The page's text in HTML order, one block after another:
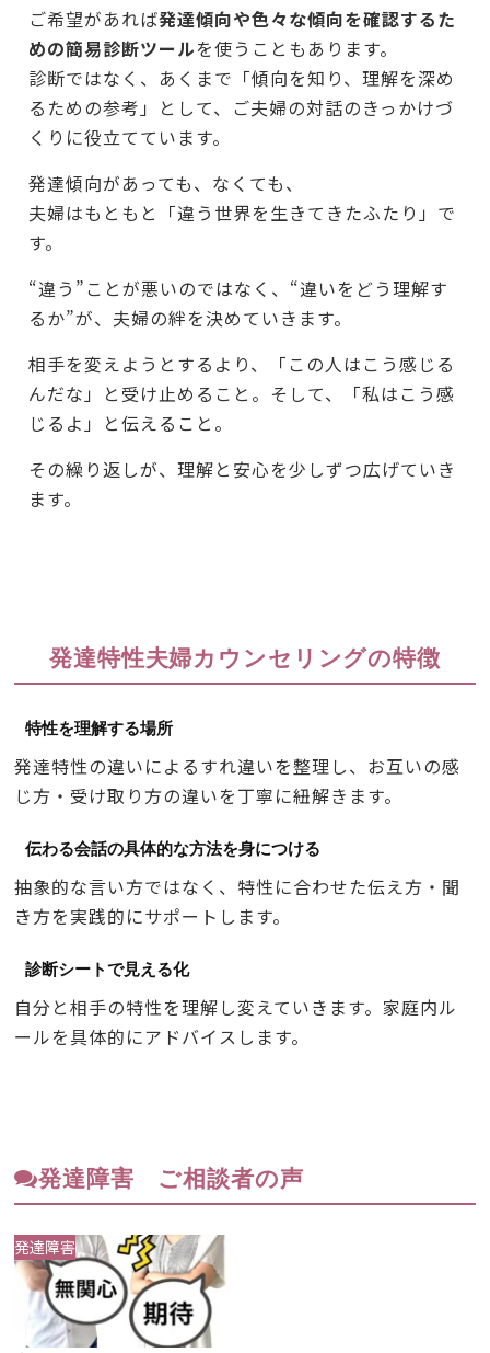
ご希望があれば発達傾向や色々な傾向を確認するた
めの簡易診断ツールを使うこともあります。
診断ではなく、あくまで「傾向を知り、理解を深め
るための参考」として、ご夫婦の対話のきっかけづ
くりに役立てています。
発達傾向があっても、なくても、
夫婦はもともと「違う世界を生きてきたふたり」で
す。
“違う”ことが悪いのではなく、“違いをどう理解す
るか”が、夫婦の絆を決めていきます。
相手を変えようとするより、「この人はこう感じる
んだな」と受け止めること。そして、「私はこう感
じるよ」と伝えること。
その繰り返しが、理解と安心を少しずつ広げていき
ます。
発達特性夫婦カウンセリングの特徴
特性を理解する場所
発達特性の違いによるすれ違いを整理し、お互いの感
じ方・受け取り方の違いを丁寧に紐解きます。
伝わる会話の具体的な方法を身につける
抽象的な言い方ではなく、特性に合わせた伝え方・聞
き方を実践的にサポートします。
診断シートで見える化
自分と相手の特性を理解し変えていきます。家庭内ル
ールを具体的にアドバイスします。
発達障害 ご相談者の声
発達障害